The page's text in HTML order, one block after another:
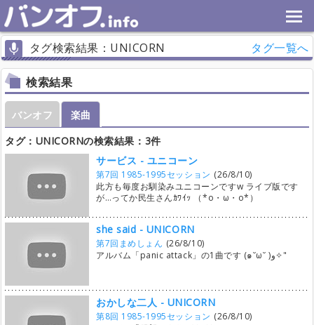
タグ検索結果：UNICORN タグ一覧へ
検索結果
バンオフ
楽曲
タグ：UNICORNの検索結果：3件
サービス - ユニコーン
第7回 1985-1995セッション (26/8/10)
此方も毎度お馴染みユニコーンですw ライブ版です
が…ってか民生さんｶﾜｲｯ （*o・ω・o*）
she said - UNICORN
第7回まめしょん (26/8/10)
アルバム「panic attack」の1曲です (๑˘ω˘ )و✧"
おかしな二人 - UNICORN
第8回 1985-1995セッション (26/8/10)